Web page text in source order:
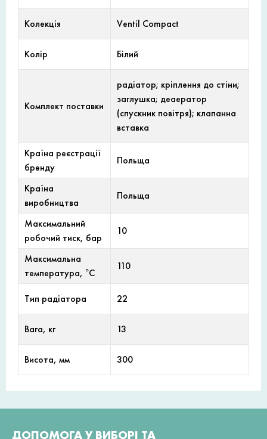
Колекція Ventil Compact
Колір Білий
Комплект поставки
радіатор; кріплення до стіни;
заглушка; деаератор
(спускник повітря); клапанна
вставка
Країна реєстрації
бренду
Польща
Країна
виробництва
Польща
Максимальний
робочий тиск, бар
10
Максимальна
температура, °С
110
Тип радіатора 22
Вага, кг 13
Висота, мм 300
ДОПОМОГА У ВИБОРІ ТА